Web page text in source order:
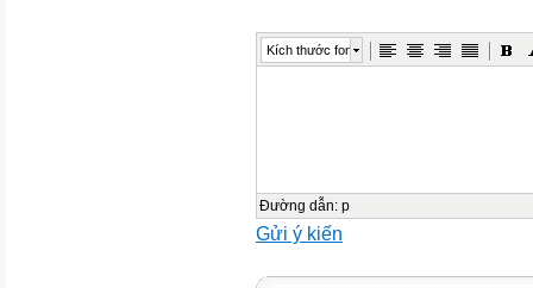
Câu 3:

Kích thước font
Đường dẫn: p
Gửi ý kiến